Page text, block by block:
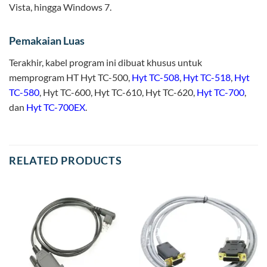
Vista, hingga Windows 7.
Pemakaian Luas
Terakhir, kabel program ini dibuat khusus untuk
memprogram HT Hyt TC-500, Hyt TC-508, Hyt TC-518, Hyt
TC-580, Hyt TC-600, Hyt TC-610, Hyt TC-620, Hyt TC-700,
dan Hyt TC-700EX.
RELATED PRODUCTS